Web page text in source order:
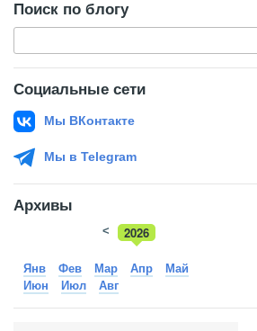
Поиск по блогу
Социальные сети
Мы ВКонтакте
Мы в Telegram
Архивы
2026
<
Янв Фев Мар Апр
Май
Июн
Июл Авг